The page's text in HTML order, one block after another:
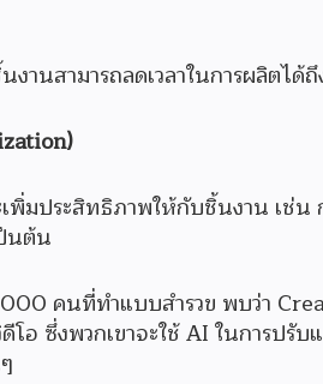
นสามารถลดเวลาในการผลิตได้ถึ
พิ่มประสิทธิภาพให้กับชิ้นงาน เช่
นต้น
คนที่ทำแบบสำรวข พบว่า
อ ซึ่งพวกเขาจะใช้ AI ในการปรั